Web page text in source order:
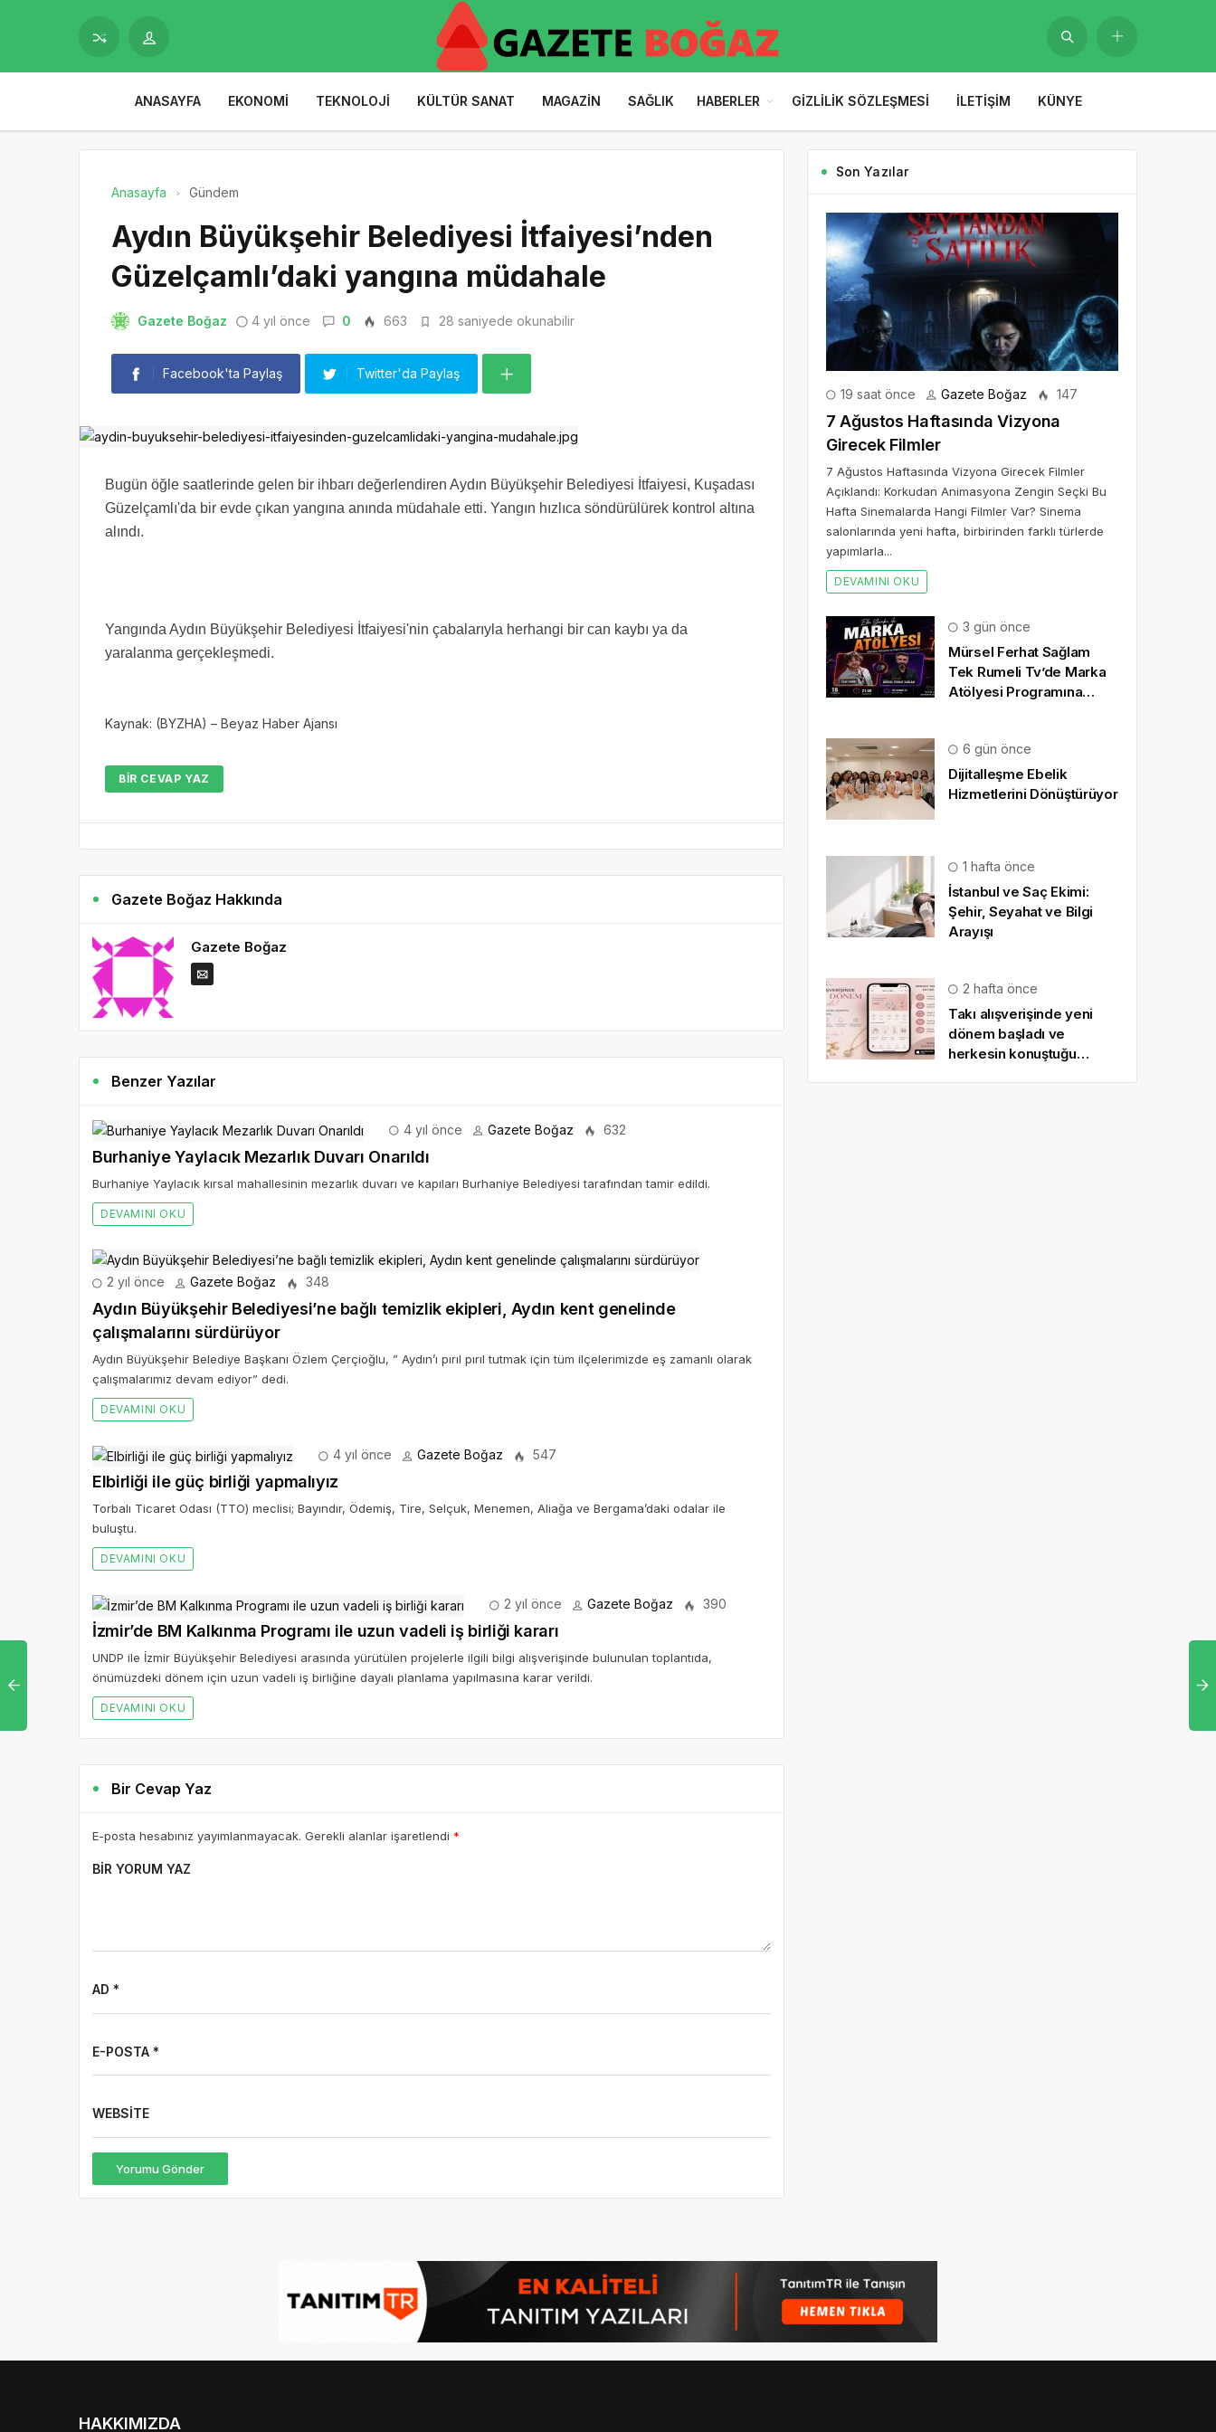
ANASAYFA EKONOMI TEKNOLOJI KÜLTÜR SANAT MAGAZIN SAĞLIK HABERLER GIZLILIK SÖZLEŞMESI İLETIŞIM KÜNYE
Anasayfa Gündem
Aydın Büyükşehir Belediyesi İtfaiyesi’nden
Güzelçamlı’daki yangına müdahale
Gazete Boğaz 4 yıl önce 0 663 28 saniyede okunabilir
Facebook'ta Paylaş Twitter'da Paylaş
Bugün öğle saatlerinde gelen bir ihbarı değerlendiren Aydın Büyükşehir Belediyesi İtfaiyesi, Kuşadası
Güzelçamlı'da bir evde çıkan yangına anında müdahale etti. Yangın hızlıca söndürülürek kontrol altına
alındı.
Yangında Aydın Büyükşehir Belediyesi İtfaiyesi'nin çabalarıyla herhangi bir can kaybı ya da
yaralanma gerçekleşmedi.
Kaynak: (BYZHA) – Beyaz Haber Ajansı
BIR CEVAP YAZ
Gazete Boğaz Hakkında
Gazete Boğaz
Benzer Yazılar
4 yıl önce Gazete Boğaz 632
Burhaniye Yaylacık Mezarlık Duvarı Onarıldı
Burhaniye Yaylacık kırsal mahallesinin mezarlık duvarı ve kapıları Burhaniye Belediyesi tarafından tamir edildi.
DEVAMINI OKU
2 yıl önce Gazete Boğaz 348
Aydın Büyükşehir Belediyesi’ne bağlı temizlik ekipleri, Aydın kent genelinde
çalışmalarını sürdürüyor
Aydın Büyükşehir Belediye Başkanı Özlem Çerçioğlu, ” Aydın’ı pırıl pırıl tutmak için tüm ilçelerimizde eş zamanlı olarak
çalışmalarımız devam ediyor” dedi.
DEVAMINI OKU
4 yıl önce Gazete Boğaz 547
Elbirliği ile güç birliği yapmalıyız
Torbalı Ticaret Odası (TTO) meclisi; Bayındır, Ödemiş, Tire, Selçuk, Menemen, Aliağa ve Bergama’daki odalar ile
buluştu.
DEVAMINI OKU
2 yıl önce Gazete Boğaz 390
İzmir’de BM Kalkınma Programı ile uzun vadeli iş birliği kararı
UNDP ile İzmir Büyükşehir Belediyesi arasında yürütülen projelerle ilgili bilgi alışverişinde bulunulan toplantıda,
önümüzdeki dönem için uzun vadeli iş birliğine dayalı planlama yapılmasına karar verildi.
DEVAMINI OKU
Bir Cevap Yaz
E-posta hesabınız yayımlanmayacak. Gerekli alanlar işaretlendi *
BIR YORUM YAZ
AD *
E-POSTA *
WEBSITE
Yorumu Gönder
Son Yazılar
19 saat önce Gazete Boğaz 147
7 Ağustos Haftasında Vizyona
Girecek Filmler
7 Ağustos Haftasında Vizyona Girecek Filmler
Açıklandı: Korkudan Animasyona Zengin Seçki Bu
Hafta Sinemalarda Hangi Filmler Var? Sinema
salonlarında yeni hafta, birbirinden farklı türlerde
yapımlarla...
DEVAMINI OKU
3 gün önce
Mürsel Ferhat Sağlam
Tek Rumeli Tv’de Marka
Atölyesi Programına
6 gün önce
Dijitalleşme Ebelik
Hizmetlerini Dönüştürüyor
1 hafta önce
İstanbul ve Saç Ekimi:
Şehir, Seyahat ve Bilgi
Arayışı
2 hafta önce
Takı alışverişinde yeni
dönem başladı ve
herkesin konuştuğu
HAKKIMIZDA